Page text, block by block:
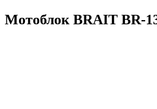
Мотоблок BRAIT BR-